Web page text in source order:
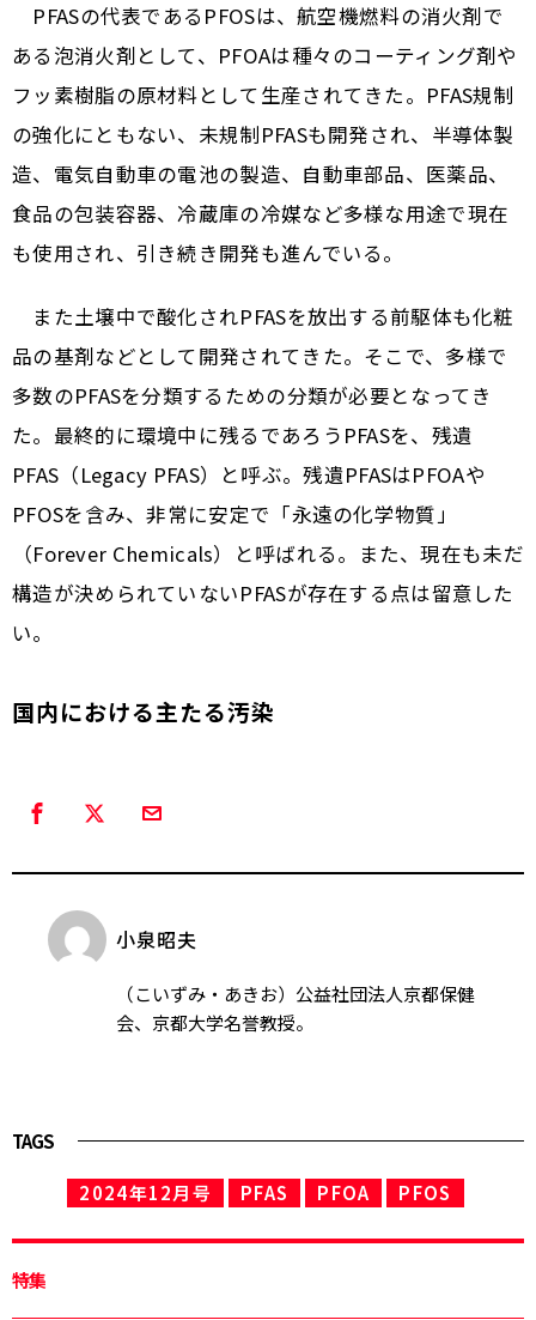
PFASの代表であるPFOSは、航空機燃料の消火剤で
ある泡消火剤として、PFOAは種々のコーティング剤や
フッ素樹脂の原材料として生産されてきた。PFAS規制
の強化にともない、未規制PFASも開発され、半導体製
造、電気自動車の電池の製造、自動車部品、医薬品、
食品の包装容器、冷蔵庫の冷媒など多様な用途で現在
も使用され、引き続き開発も進んでいる。
また土壌中で酸化されPFASを放出する前駆体も化粧
品の基剤などとして開発されてきた。そこで、多様で
多数のPFASを分類するための分類が必要となってき
た。最終的に環境中に残るであろうPFASを、残遺
PFAS（Legacy PFAS）と呼ぶ。残遺PFASはPFOAや
PFOSを含み、非常に安定で「永遠の化学物質」
（Forever Chemicals）と呼ばれる。また、現在も未だ
構造が決められていないPFASが存在する点は留意した
い。
国内における主たる汚染
小泉昭夫
（こいずみ・あきお）公益社団法人京都保健
会、京都大学名誉教授。
TAGS
2024年12月号 PFAS PFOA PFOS
特集